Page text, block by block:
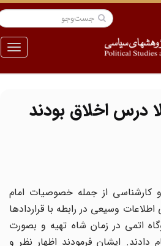
منو
درس اخلاق بودند
از جمله خصوصیات امام
وسیعى در رابطه با قراردادها
22 نیروگاه اتمى در زمان شاه تهیه و بصورت
ایشان فرمودند اظهار نظر و